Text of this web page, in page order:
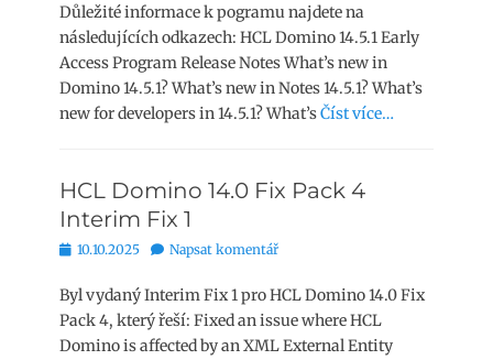
Důležité informace k pogramu najdete na
následujících odkazech: HCL Domino 14.5.1 Early
Access Program Release Notes What’s new in
Domino 14.5.1? What’s new in Notes 14.5.1? What’s
new for developers in 14.5.1? What’sČíst více…
HCL Domino 14.0 Fix Pack 4
Interim Fix 1
Publikováno
10.10.2025 Napsat komentář
Byl vydaný Interim Fix 1 pro HCL Domino 14.0 Fix
Pack 4, který řeší: Fixed an issue where HCL
Domino is affected by an XML External Entity